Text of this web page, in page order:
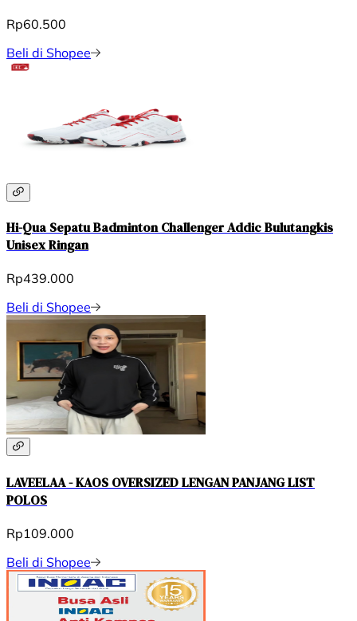
Rp60.500
Beli di Shopee
Hi-Qua Sepatu Badminton Challenger Addic Bulutangkis
Unisex Ringan
Rp439.000
Beli di Shopee
LAVEELAA - KAOS OVERSIZED LENGAN PANJANG LIST
POLOS
Rp109.000
Beli di Shopee